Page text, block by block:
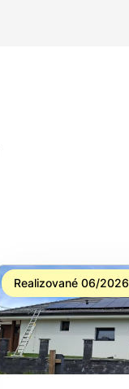
Realizované 06/2026